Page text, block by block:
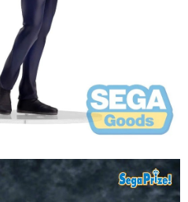
資料之確認、核對及更正。
結：https://oppay.tw/userRule
上)免運費
貨唷。